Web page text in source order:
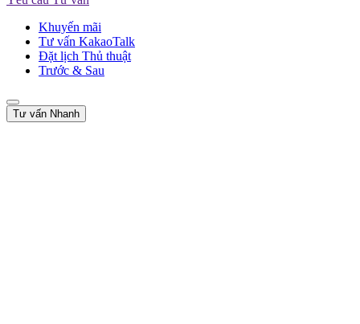
Khuyến mãi
Tư vấn KakaoTalk
Đặt lịch Thủ thuật
Trước & Sau
Tư vấn Nhanh